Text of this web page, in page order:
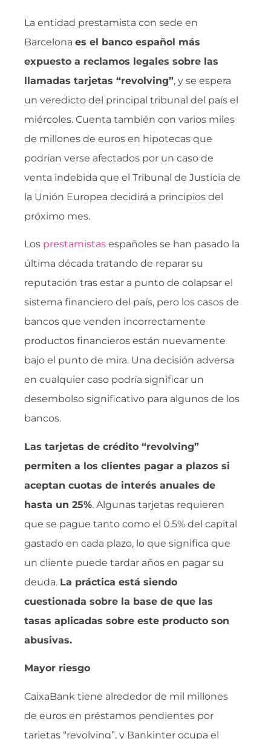
La entidad prestamista con sede en
Barcelona es el banco español más
expuesto a reclamos legales sobre las
llamadas tarjetas “revolving”, y se espera
un veredicto del principal tribunal del país el
miércoles. Cuenta también con varios miles
de millones de euros en hipotecas que
podrían verse afectados por un caso de
venta indebida que el Tribunal de Justicia de
la Unión Europea decidirá a principios del
próximo mes.
Los prestamistas españoles se han pasado la
última década tratando de reparar su
reputación tras estar a punto de colapsar el
sistema financiero del país, pero los casos de
bancos que venden incorrectamente
productos financieros están nuevamente
bajo el punto de mira. Una decisión adversa
en cualquier caso podría significar un
desembolso significativo para algunos de los
bancos.
Las tarjetas de crédito “revolving”
permiten a los clientes pagar a plazos si
aceptan cuotas de interés anuales de
hasta un 25%. Algunas tarjetas requieren
que se pague tanto como el 0.5% del capital
gastado en cada plazo, lo que significa que
un cliente puede tardar años en pagar su
deuda. La práctica está siendo
cuestionada sobre la base de que las
tasas aplicadas sobre este producto son
abusivas.
Mayor riesgo
CaixaBank tiene alrededor de mil millones
de euros en préstamos pendientes por
tarjetas “revolving”, y Bankinter ocupa el